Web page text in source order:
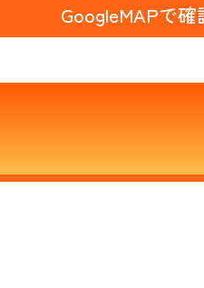
GoogleMAPで確